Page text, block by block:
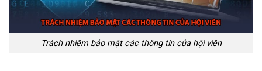
Trách nhiệm bảo mật các thông tin của hội viên